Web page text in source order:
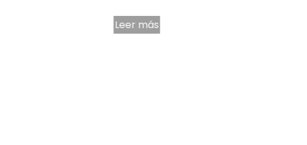
Leer más